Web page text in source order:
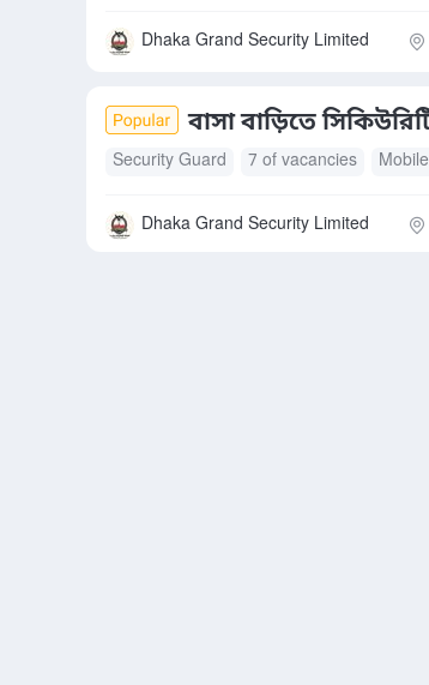
Dhaka Grand Security Limited
বাসা বাড়িতে
Security Guard 7 of vacancies
Dhaka Grand Security Limited